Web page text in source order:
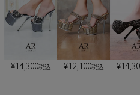
¥14,300税込 ¥12,100税込 ¥